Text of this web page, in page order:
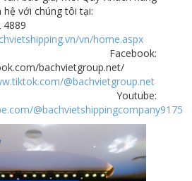
hệ với chúng tôi tại:
4889
vn/home.aspx
bachvietgroup.net/
@bachvietgroup.net
@bachvietshippingcompany9175